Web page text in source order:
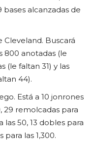
bases alcanzadas de
Cleveland. Buscará
800 anotadas (le
(le faltan 31) y las
44).
Está a 10 jonrones
29 remolcadas para
las 50, 13 dobles para
para las 1,300.